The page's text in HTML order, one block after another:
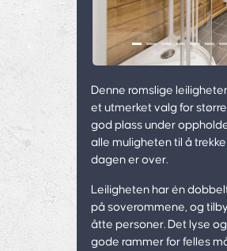
Denne romslige
et utmerket valg for
god plass under
alle muligheten til å
dagen er over.
Leiligheten har én
på soverommene, og
åtte personer. Det lyse
gode rammer for felles